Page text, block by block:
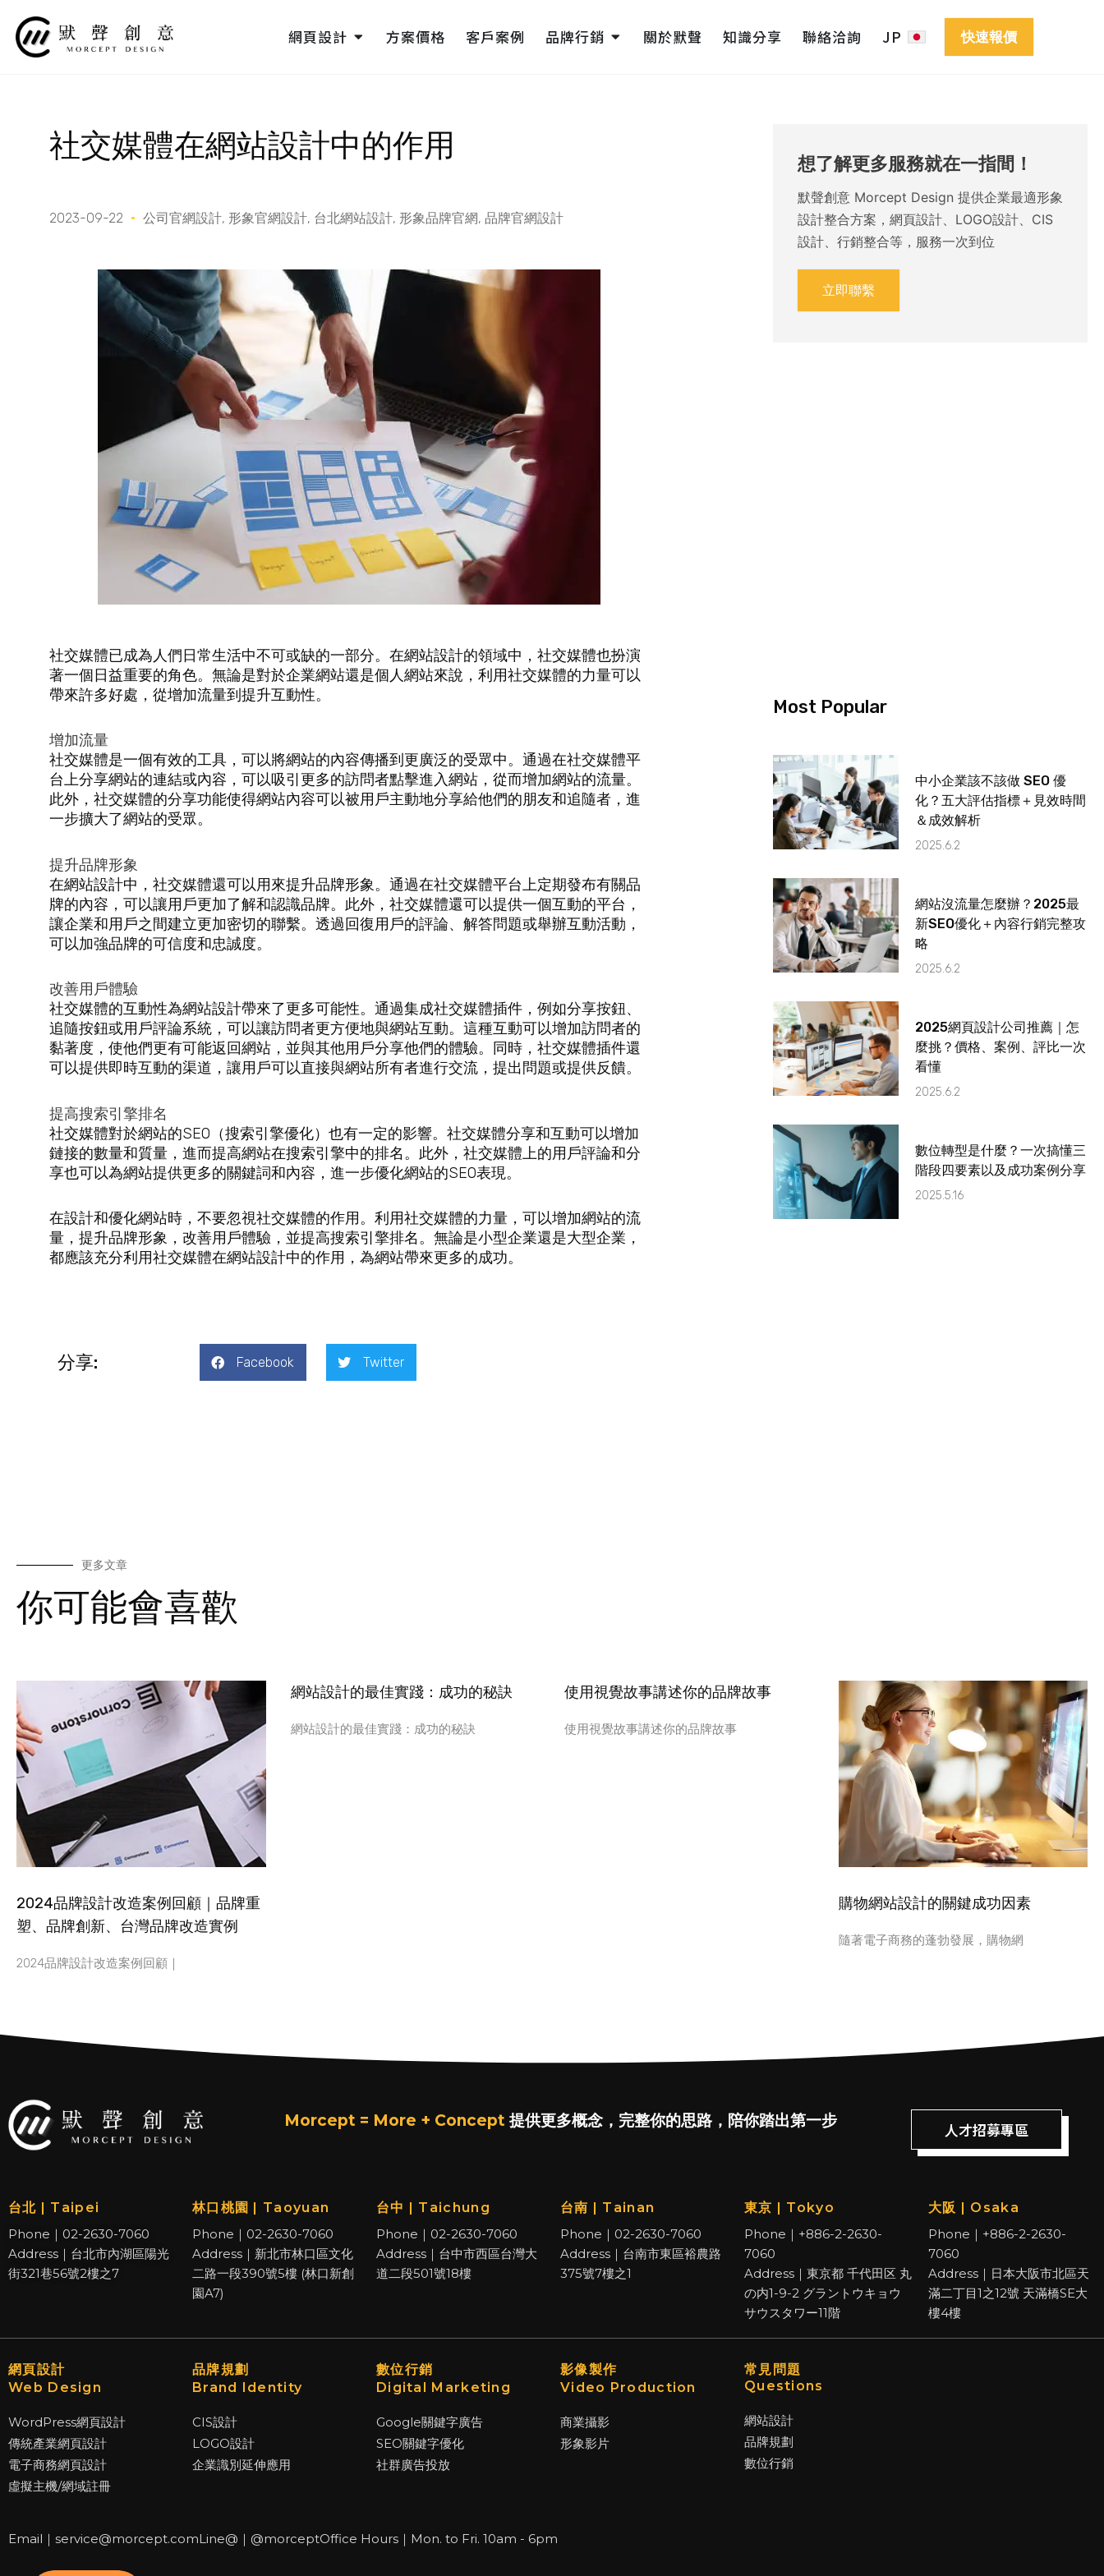
網頁設計 Open 網頁設計
方案價格 客戶案例 品牌行銷 Open 品牌行銷
關於默聲 知識分享 聯絡洽詢 JP 快速報價
社交媒體在網站設計中的作用
2023-09-22 公司官網設計, 形象官網設計, 台北網站設計, 形象品牌官網, 品牌官網設計
社交媒體已成為人們日常生活中不可或缺的一部分。在網站設計的領域中，社交媒體也扮演
著一個日益重要的角色。無論是對於企業網站還是個人網站來說，利用社交媒體的力量可以
帶來許多好處，從增加流量到提升互動性。
增加流量
社交媒體是一個有效的工具，可以將網站的內容傳播到更廣泛的受眾中。通過在社交媒體平
台上分享網站的連結或內容，可以吸引更多的訪問者點擊進入網站，從而增加網站的流量。
此外，社交媒體的分享功能使得網站內容可以被用戶主動地分享給他們的朋友和追隨者，進
一步擴大了網站的受眾。
提升品牌形象
在網站設計中，社交媒體還可以用來提升品牌形象。通過在社交媒體平台上定期發布有關品
牌的內容，可以讓用戶更加了解和認識品牌。此外，社交媒體還可以提供一個互動的平台，
讓企業和用戶之間建立更加密切的聯繫。透過回復用戶的評論、解答問題或舉辦互動活動，
可以加強品牌的可信度和忠誠度。
改善用戶體驗
社交媒體的互動性為網站設計帶來了更多可能性。通過集成社交媒體插件，例如分享按鈕、
追隨按鈕或用戶評論系統，可以讓訪問者更方便地與網站互動。這種互動可以增加訪問者的
黏著度，使他們更有可能返回網站，並與其他用戶分享他們的體驗。同時，社交媒體插件還
可以提供即時互動的渠道，讓用戶可以直接與網站所有者進行交流，提出問題或提供反饋。
提高搜索引擎排名
社交媒體對於網站的SEO（搜索引擎優化）也有一定的影響。社交媒體分享和互動可以增加
鏈接的數量和質量，進而提高網站在搜索引擎中的排名。此外，社交媒體上的用戶評論和分
享也可以為網站提供更多的關鍵詞和內容，進一步優化網站的SEO表現。
在設計和優化網站時，不要忽視社交媒體的作用。利用社交媒體的力量，可以增加網站的流
量，提升品牌形象，改善用戶體驗，並提高搜索引擎排名。無論是小型企業還是大型企業，
都應該充分利用社交媒體在網站設計中的作用，為網站帶來更多的成功。
分享: Facebook Twitter
想了解更多服務就在一指間！
默聲創意 Morcept Design 提供企業最適形象
設計整合方案，網頁設計、LOGO設計、CIS
設計、行銷整合等，服務一次到位
立即聯繫
Most Popular
中小企業該不該做 SEO 優
化？五大評估指標＋見效時間
＆成效解析
2025.6.2
網站沒流量怎麼辦？2025最
新SEO優化＋內容行銷完整攻
略
2025.6.2
2025網頁設計公司推薦｜怎
麼挑？價格、案例、評比一次
看懂
2025.6.2
數位轉型是什麼？一次搞懂三
階段四要素以及成功案例分享
2025.5.16
更多文章
你可能會喜歡
2024品牌設計改造案例回顧｜品牌重
塑、品牌創新、台灣品牌改造實例
2024品牌設計改造案例回顧｜
網站設計的最佳實踐：成功的秘訣
網站設計的最佳實踐：成功的秘訣
使用視覺故事講述你的品牌故事
使用視覺故事講述你的品牌故事
購物網站設計的關鍵成功因素
隨著電子商務的蓬勃發展，購物網
Morcept = More + Concept 提供更多概念，完整你的思路，陪你踏出第一步 人才招募專區
台北 | Taipei
Phone｜02-2630-7060
Address｜台北市內湖區陽光
街321巷56號2樓之7
林口桃園 | Taoyuan
Phone｜02-2630-7060
Address｜新北市林口區文化
二路一段390號5樓 (林口新創
園A7)
台中 | Taichung
Phone｜02-2630-7060
Address｜台中市西區台灣大
道二段501號18樓
台南 | Tainan
Phone｜02-2630-7060
Address｜台南市東區裕農路
375號7樓之1
東京 | Tokyo
Phone｜+886-2-2630-
7060
Address｜東京都 千代田区 丸
の内1-9-2 グラントウキョウ
サウスタワー11階
大阪 | Osaka
Phone｜+886-2-2630-
7060
Address｜日本大阪市北區天
滿二丁目1之12號 天滿橋SE大
樓4樓
網頁設計
Web Design
WordPress網頁設計
傳統產業網頁設計
電子商務網頁設計
虛擬主機/網域註冊
品牌規劃
Brand Identity
CIS設計
LOGO設計
企業識別延伸應用
數位行銷
Digital Marketing
Google關鍵字廣告
SEO關鍵字優化
社群廣告投放
影像製作
Video Production
商業攝影
形象影片
常見問題
Questions
網站設計
品牌規劃
數位行銷
Email｜service@morcept.comLine@｜@morceptOffice Hours｜Mon. to Fri. 10am - 6pm